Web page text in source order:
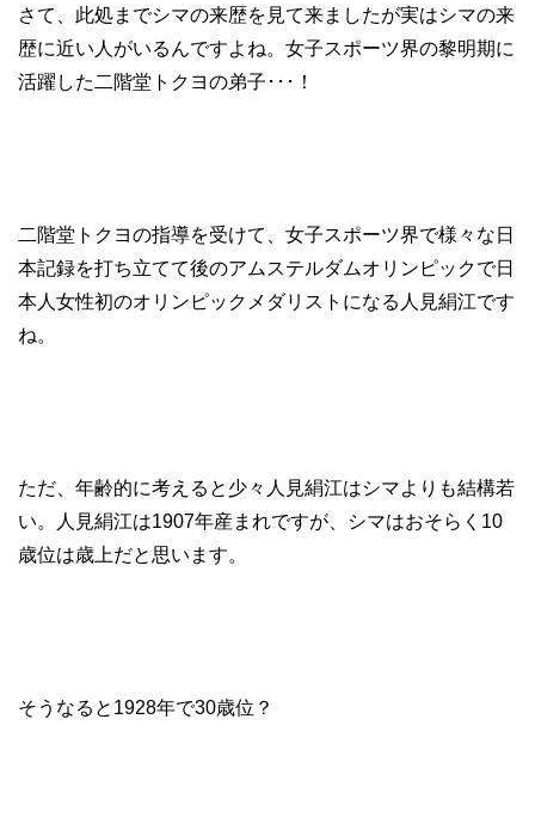
さて、此処までシマの来歴を見て来ましたが実はシマの来
歴に近い人がいるんですよね。女子スポーツ界の黎明期に
活躍した二階堂トクヨの弟子･･･！
二階堂トクヨの指導を受けて、女子スポーツ界で様々な日
本記録を打ち立てて後のアムステルダムオリンピックで日
本人女性初のオリンピックメダリストになる人見絹江です
ね。
ただ、年齢的に考えると少々人見絹江はシマよりも結構若
い。人見絹江は1907年産まれですが、シマはおそらく10
歳位は歳上だと思います。
そうなると1928年で30歳位？